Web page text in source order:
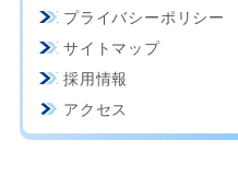
プライバシーポリシー
サイトマップ
採用情報
アクセス